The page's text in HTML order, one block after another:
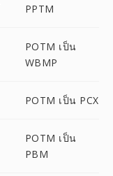
PPTM
POTM เป็น
WBMP
POTM เป็น PCX
POTM เป็น
PBM